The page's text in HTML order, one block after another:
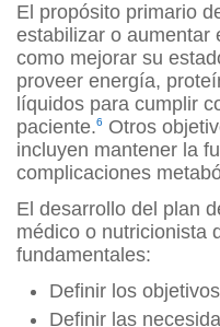
El propósito primario
estabilizar o aumentar
como mejorar su
proveer energía,
líquidos para cumplir
paciente.6
Otros
incluyen mantener la
complicaciones
El desarrollo del plan
médico o nutricionista
fundamentales:
Definir los
Definir las